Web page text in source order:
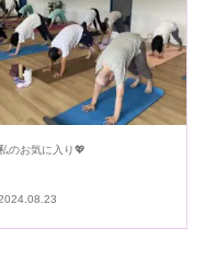
のお気に入り💖